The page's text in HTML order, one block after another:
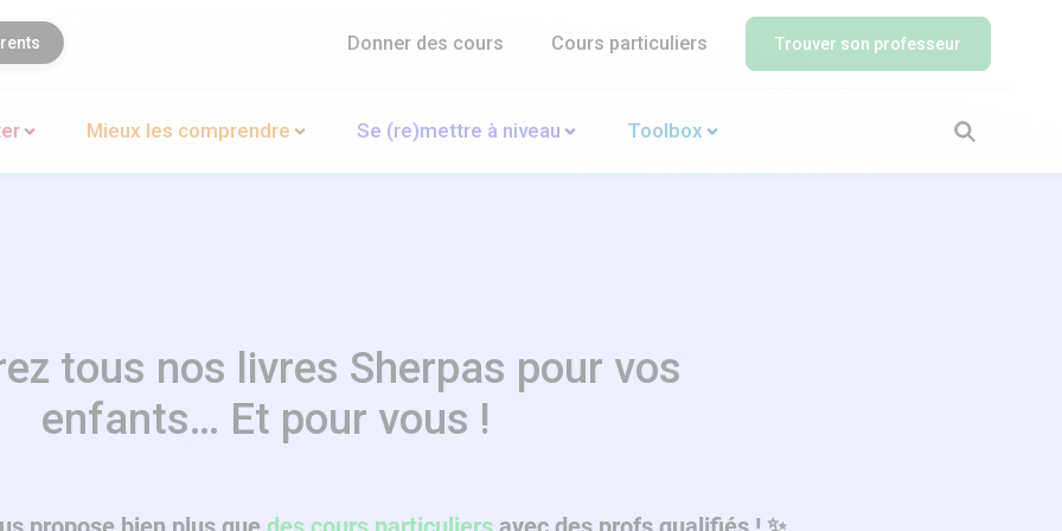
Donner des cours Cours particuliers Trouver son professeur
Mieux les comprendre Se (re)mettre à niveau Toolbox
tous nos livres Sherpas pour vos
enfants… Et pour vous !